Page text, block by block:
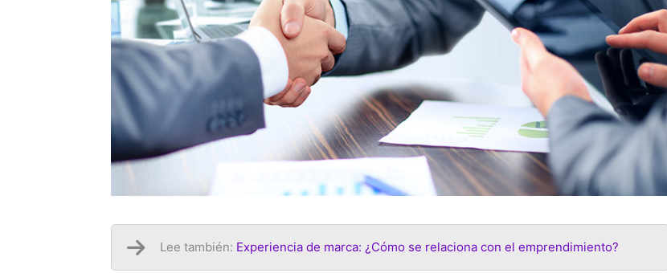
Lee también: Experiencia de marca: ¿Cómo se relaciona con el emprendimiento?